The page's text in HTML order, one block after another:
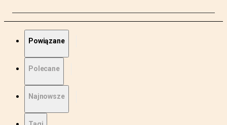
Powiązane
Polecane
Najnowsze